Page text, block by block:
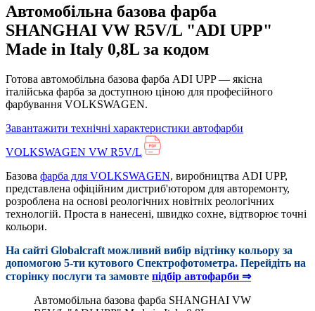
Автомобільна базова фарба
SHANGHAI VW R5V/L "ADI UPP"
Made in Italy 0,8L за кодом
Готова автомобільна базова фарба ADI UPP — якісна
італійська фарба за доступною ціною для професійного
фарбування VOLKSWAGEN.
Завантажити технічні характеристики автофарби
VOLKSWAGEN VW R5V/L
Базова фарба для VOLKSWAGEN, виробництва ADI UPP,
представлена офіційним дистриб'ютором для авторемонту,
розроблена на основі реологічних новітніх реологічних
технологій. Проста в нанесені, швидко сохне, відтворює точні
кольори.
На сайті Globalcraft можливий вибір відтінку кольору за
допомогою 5-ти кутового Cпектрофотометра. Перейдіть на
сторінку послуги та замовте підбір автофарби ⇒
Автомобільна базова фарба SHANGHAI VW